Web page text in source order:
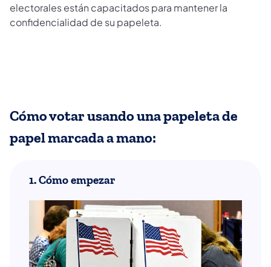
electorales están capacitados para mantener la
confidencialidad de su papeleta.
Cómo votar usando una papeleta de
papel marcada a mano:
1. Cómo empezar